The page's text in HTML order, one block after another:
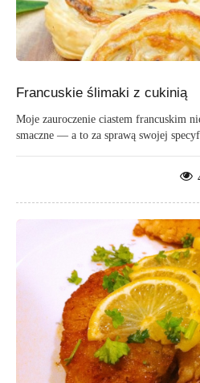
Francuskie ślimaki z cukinią
Moje zauroczenie ciastem francuskim
smaczne — a to za sprawą swojej